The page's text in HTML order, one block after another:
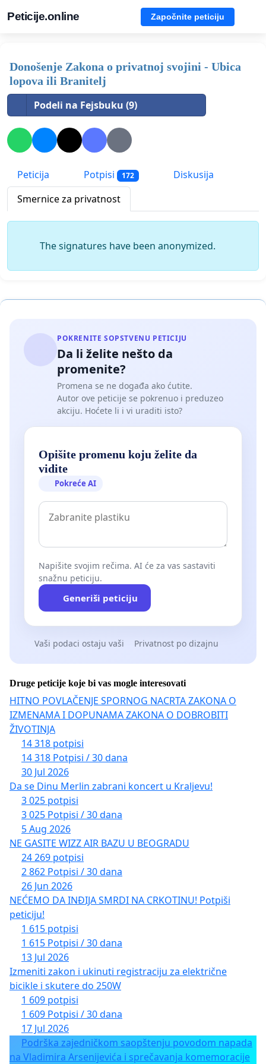
Peticije.online Započnite peticiju
Donošenje Zakona o privatnoj svojini - Ubica
lopova ili Branitelj
Podeli na Fejsbuku (9)
Peticija Potpisi 172
Diskusija
Smernice za privatnost
The signatures have been anonymized.
POKRENITE SOPSTVENU PETICIJU
Da li želite nešto da
promenite?
Promena se ne događa ako ćutite.
Autor ove peticije se pokrenuo i preduzeo
akciju. Hoćete li i vi uraditi isto?
Opišite promenu koju želite da
vidite
Pokreće AI
Napišite svojim rečima. AI će za vas sastaviti
snažnu peticiju.
Generiši peticiju
Vaši podaci ostaju vaši Privatnost po dizajnu
Druge peticije koje bi vas mogle interesovati
HITNO POVLAČENJE SPORNOG NACRTA ZAKONA O
IZMENAMA I DOPUNAMA ZAKONA O DOBROBITI
ŽIVOTINJA
14 318 potpisi
14 318 Potpisi / 30 dana
30 Jul 2026
Da se Dinu Merlin zabrani koncert u Kraljevu!
3 025 potpisi
3 025 Potpisi / 30 dana
5 Aug 2026
NE GASITE WIZZ AIR BAZU U BEOGRADU
24 269 potpisi
2 862 Potpisi / 30 dana
26 Jun 2026
NEĆEMO DA INĐIJA SMRDI NA CRKOTINU! Potpiši
peticiju!
1 615 potpisi
1 615 Potpisi / 30 dana
13 Jul 2026
Izmeniti zakon i ukinuti registraciju za električne
bicikle i skutere do 250W
1 609 potpisi
1 609 Potpisi / 30 dana
17 Jul 2026
Podrška zajedničkom saopštenju povodom napada
na Vladimira Arsenijevića i sprečavanja komemoracije